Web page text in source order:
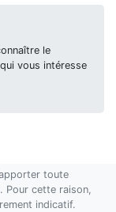
le
vous intéresse
toute
Pour cette raison,
indicatif.